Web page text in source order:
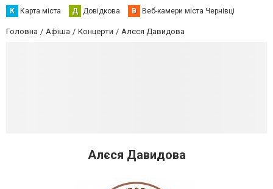
К Карта міста Д Довідкова В Веб-камери міста Чернівці
Головна Афіша Концерти Алєся Давидова
Алєся Давидова